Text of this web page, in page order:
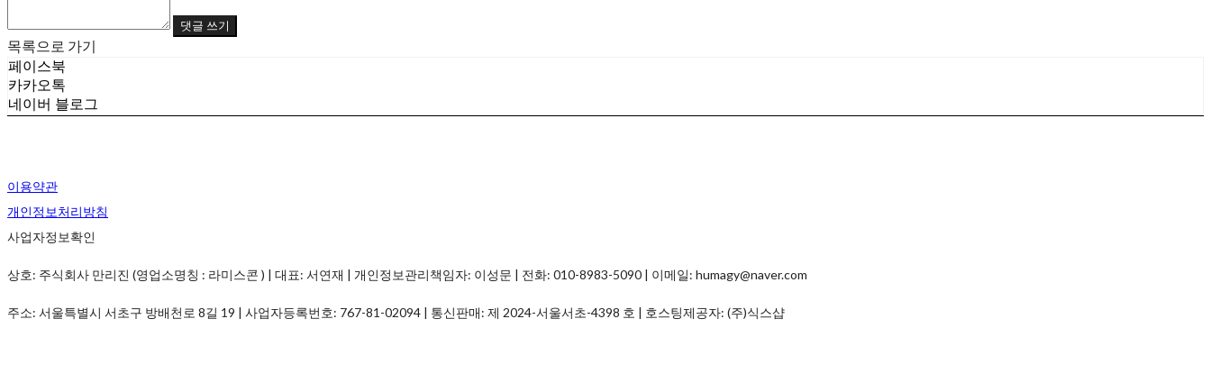
댓글 쓰기
목록으로 가기
페이스북
카카오톡
네이버 블로그
이용약관
개인정보처리방침
사업자정보확인
상호: 주식회사 만리진 (영업소명칭 : 라미스콘 ) | 대표: 서연재 | 개인정보관리책임자: 이성문 | 전화: 010-8983-5090 | 이메일: humagy@naver.com
주소: 서울특별시 서초구 방배천로 8길 19 | 사업자등록번호: 767-81-02094 | 통신판매: 제 2024-서울서초-4398 호 | 호스팅제공자: (주)식스샵